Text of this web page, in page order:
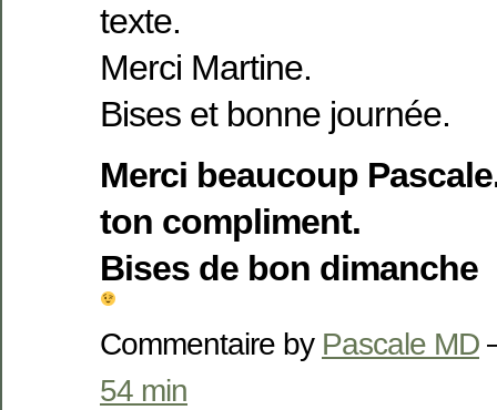
texte.
Merci Martine.
Bises et bonne journée.
Merci beaucoup
ton compliment.
Bises de bon dimanche
Commentaire by Pascale MD
54 min